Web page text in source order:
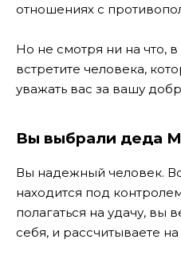
отношениях с
Но не смотря ни на что,
встретите человека,
уважать вас за вашу
Вы выбрали деда
Вы надежный человек.
находится под
полагаться на удачу, вы
себя, и рассчитываете